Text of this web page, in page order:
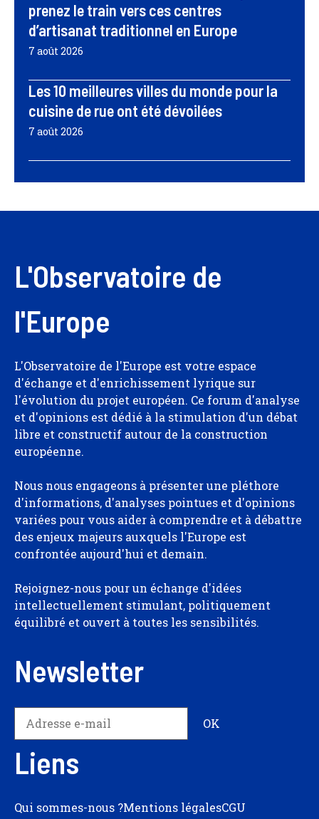
prenez le train vers ces centres
d’artisanat traditionnel en Europe
7 août 2026
Les 10 meilleures villes du monde pour la
cuisine de rue ont été dévoilées
7 août 2026
L'Observatoire de
l'Europe
L'Observatoire de l'Europe est votre espace
d'échange et d'enrichissement lyrique sur
l'évolution du projet européen. Ce forum d'analyse
et d'opinions est dédié à la stimulation d'un débat
libre et constructif autour de la construction
européenne.
Nous nous engageons à présenter une pléthore
d'informations, d'analyses pointues et d'opinions
variées pour vous aider à comprendre et à débattre
des enjeux majeurs auxquels l'Europe est
confrontée aujourd'hui et demain.
Rejoignez-nous pour un échange d'idées
intellectuellement stimulant, politiquement
équilibré et ouvert à toutes les sensibilités.
Newsletter
Liens
Qui sommes-nous ?Mentions légalesCGU